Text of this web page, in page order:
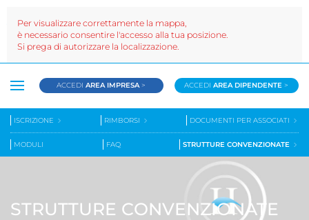
ACCEDIAREA IMPRESA > ACCEDIAREA DIPENDENTE >
ISCRIZIONE RIMBORSI DOCUMENTI PER ASSOCIATI
MODULI FAQ STRUTTURE CONVENZIONATE
STRUTTURE CONVENZIONATE
Per visualizzare correttamente la mappa,
è necessario consentire l'accesso alla tua posizione.
Si prega di autorizzare la localizzazione.